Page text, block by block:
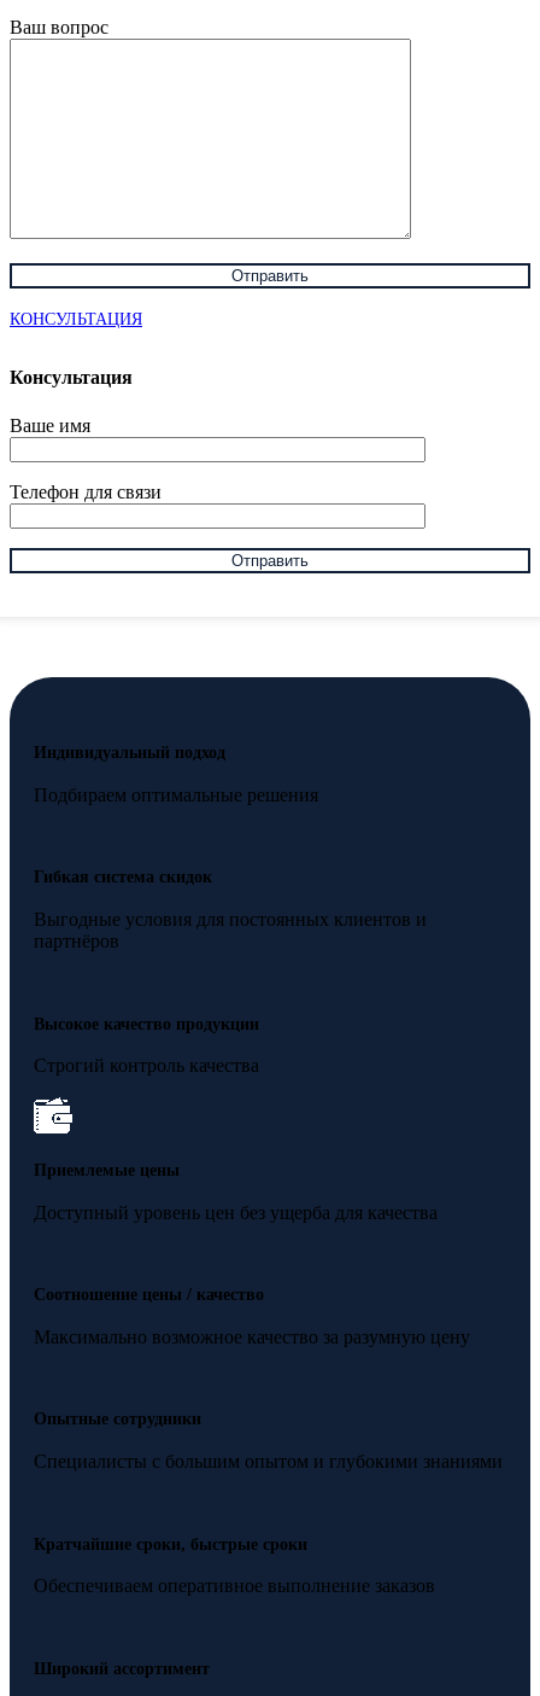
Ваш вопрос
КОНСУЛЬТАЦИЯ
Консультация
Ваше имя
Телефон для связи
Индивидуальный подход
Подбираем оптимальные решения
Гибкая система скидок
Выгодные условия для постоянных клиентов и
партнёров
Высокое качество продукции
Строгий контроль качества
Приемлемые цены
Доступный уровень цен без ущерба для качества
Соотношение цены / качество
Максимально возможное качество за разумную цену
Опытные сотрудники
Специалисты с большим опытом и глубокими знаниями
Кратчайшие сроки, быстрые сроки
Обеспечиваем оперативное выполнение заказов
Широкий ассортимент